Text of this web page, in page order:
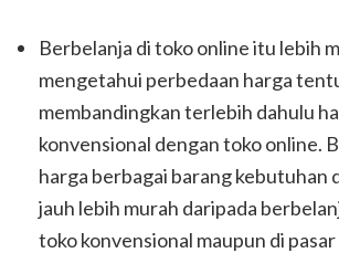
Berbelanja di toko online itu lebih
mengetahui perbedaan harga
membandingkan terlebih dahulu
konvensional dengan toko online.
harga berbagai barang kebutuhan
jauh lebih murah daripada
toko konvensional maupun di